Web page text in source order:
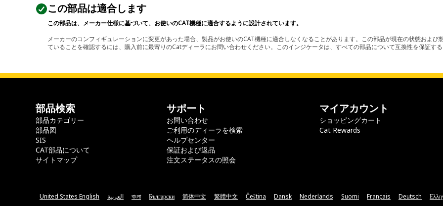
この部品は適合します
この部品は、メーカー仕様に基づいて、お使いのCAT機種に適合するように設計されています。
メーカーのコンフィギュレーションに変更があった場合、製品がお使いのCAT機種に適合しなくなることがあります。この部品が現在の状態およ
ていることを確認するには、購入前に最寄りのCatディーラにお問い合わせください。このインジケータは、すべての部品について互換性を保証す
部品検索
部品カテゴリー
部品図
SIS
CAT部品について
サイトマップ
サポート
お問い合わせ
ご利用のディーラを検索
ヘルプセンター
保証および返品
注文ステータスの照会
マイアカウント
ショッピングカート
Cat Rewards
United States English العربية বাংলা Български 简体中文 繁體中文 Čeština Dansk Nederlands Suomi Français Deutsch